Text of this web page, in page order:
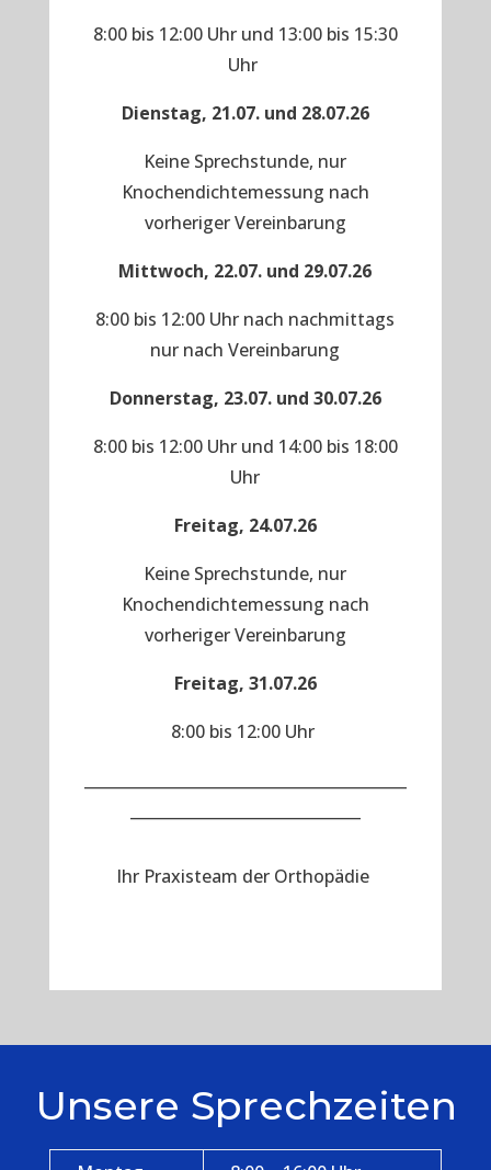
8:00 bis 12:00 Uhr und 13:00 bis 15:30
Uhr
Dienstag, 21.07. und 28.07.26
Keine Sprechstunde, nur
Knochendichtemessung nach
vorheriger Vereinbarung
Mittwoch, 22.07. und 29.07.26
8:00 bis 12:00 Uhr nach nachmittags
nur nach Vereinbarung
Donnerstag, 23.07. und 30.07.26
8:00 bis 12:00 Uhr und 14:00 bis 18:00
Uhr
Freitag, 24.07.26
Keine Sprechstunde, nur
Knochendichtemessung nach
vorheriger Vereinbarung
Freitag, 31.07.26
8:00 bis 12:00 Uhr
Ihr Praxisteam der Orthopädie
Unsere Sprechzeiten